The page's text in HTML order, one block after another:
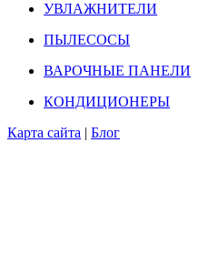
УВЛАЖНИТЕЛИ
ПЫЛЕСОСЫ
ВАРОЧНЫЕ ПАНЕЛИ
КОНДИЦИОНЕРЫ
Карта сайта | Блог